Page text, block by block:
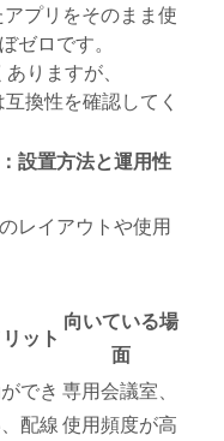
プリをそのまま使
ゼロです。
りますが、
換性を確認してく
設置方法と運用性
レイアウトや使用
ット
向いている場
面
でき
配線
専用会議室、
使用頻度が高